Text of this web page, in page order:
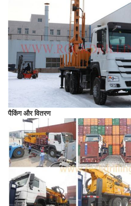
पैकिंग और वितरण